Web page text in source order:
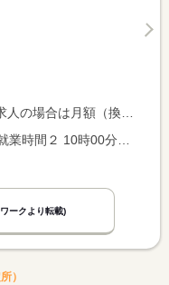
求人の場合は時間額を表示しています。
ークより転載)
）